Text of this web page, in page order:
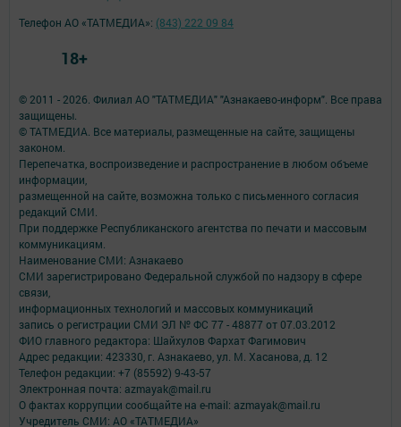
© 2011 - 2026. Филиал АО "ТАТМЕДИА" "Азнакаево-информ". Все права
защищены.
© ТАТМЕДИА. Все материалы, размещенные на сайте, защищены
законом.
Перепечатка, воспроизведение и распространение в любом объеме
информации,
размещенной на сайте, возможна только с письменного согласия
редакций СМИ.
При поддержке Республиканского агентства по печати и массовым
коммуникациям.
Наименование СМИ: Азнакаево
СМИ зарегистрировано Федеральной службой по надзору в сфере
связи,
информационных технологий и массовых коммуникаций
запись о регистрации СМИ ЭЛ № ФС 77 - 48877 от 07.03.2012
ФИО главного редактора: Шайхулов Фархат Фагимович
Адрес редакции: 423330, г. Азнакаево, ул. М. Хасанова, д. 12
Телефон редакции: +7 (85592) 9-43-57
Электронная почта: azmayak@mail.ru
О фактах коррупции сообщайте на e-mail: azmayak@mail.ru
Учредитель СМИ: АО «ТАТМЕДИА»
Телефон АО «ТАТМЕДИА»: (843) 222 09 84
18+